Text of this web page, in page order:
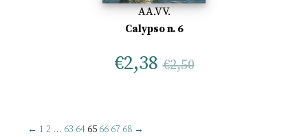
AA.VV.
Calypso n. 6
€2,38 €2,50
← 1 2 … 63 6465 66 67 68 →